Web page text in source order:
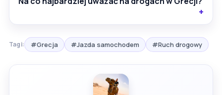
Tagi: #Grecja #Jazda samochodem #Ruch drogowy